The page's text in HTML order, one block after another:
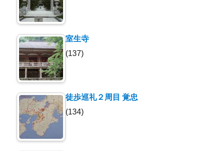
室生寺
(137)
徒歩巡礼２周目 覚忠
(134)